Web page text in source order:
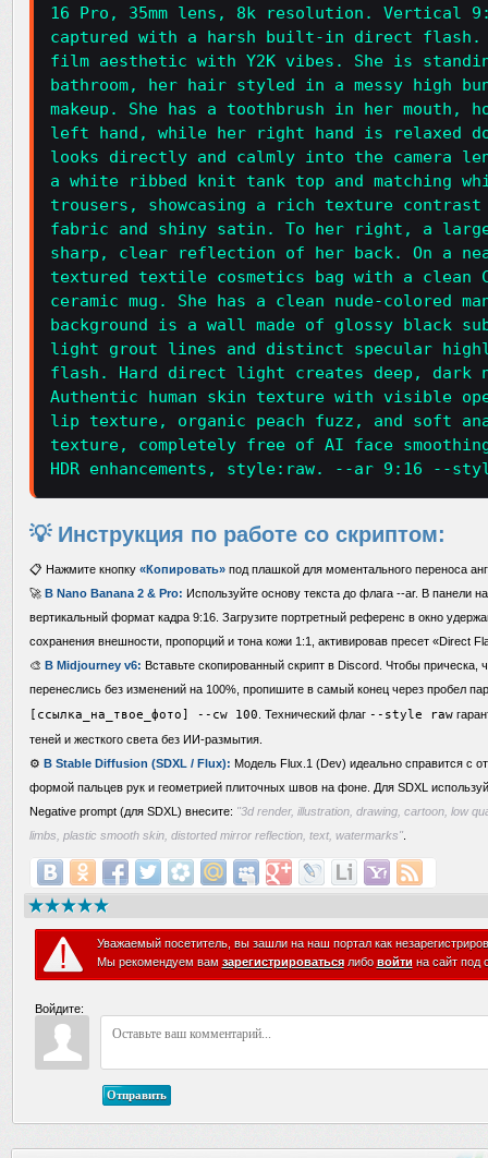
16 Pro, 35mm lens, 8k resolution. Vertical
captured with a harsh built-in direct flash.
film aesthetic with Y2K vibes. She is
bathroom, her hair styled in a messy high
makeup. She has a toothbrush in her
left hand, while her right hand is relaxed
looks directly and calmly into the camera
a white ribbed knit tank top and matching
trousers, showcasing a rich texture contrast
fabric and shiny satin. To her right, a large
sharp, clear reflection of her back. On a
textured textile cosmetics bag with a clean
ceramic mug. She has a clean nude-colored
background is a wall made of glossy black
light grout lines and distinct specular
flash. Hard direct light creates deep, dark
Authentic human skin texture with visible
lip texture, organic peach fuzz, and soft
texture, completely free of AI face
HDR enhancements, style:raw. --ar 9:16 --
💡 Инструкция по работе со скриптом:
📋 Нажмите кнопку «Копировать» под плашкой для моментального переноса
🚀 В Nano Banana 2 & Pro: Используйте основу текста до флага --ar. В панели
вертикальный формат кадра 9:16. Загрузите портретный референс в окно
сохранения внешности, пропорций и тона кожи 1:1, активировав пресет «Direct
🎨 В Midjourney v6: Вставьте скопированный скрипт в Discord. Чтобы прическа,
перенеслись без изменений на 100%, пропишите в самый конец через пробел
[ссылка_на_твое_фото] --cw 100 . Технический флаг --style raw
теней и жесткого света без ИИ-размытия.
⚙️ В Stable Diffusion (SDXL / Flux): Модель Flux.1 (Dev) идеально справится с
формой пальцев рук и геометрией плиточных швов на фоне. Для SDXL
Negative prompt (для SDXL) внесите: "3d render, illustration, drawing, cartoon, low
limbs, plastic smooth skin, distorted mirror reflection, text, watermarks"
Уважаемый посетитель, вы зашли на наш портал как
Мы рекомендуем вам зарегистрироватьсялибо войти на сайт под
Войдите:
Отправить